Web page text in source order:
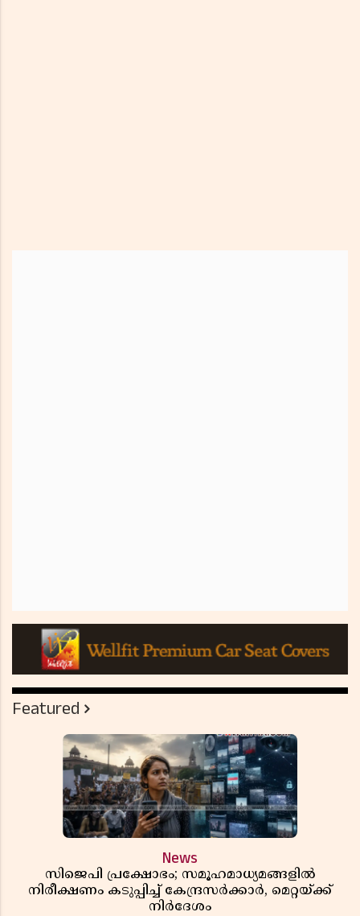
Featured
News
സിജെപി പ്രക്ഷോഭം; സമൂഹമാധ്യമങ്ങളിൽ
നിരീക്ഷണം കടുപ്പിച്ച് കേന്ദ്രസർക്കാർ, മെറ്റയ്ക്ക്
നിർദേശം